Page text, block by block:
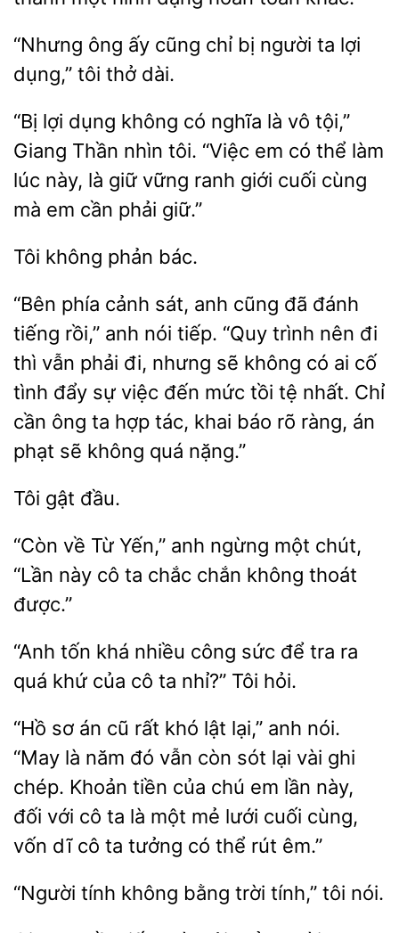
“Nhưng ấy cũng chỉ bị người
lợi
dụng,”
thở dài.
“Bị lợi dụng không có nghĩa là vô tội,”
Giang Thần nhìn tôi. “Việc em có thể làm
lúc này, là
vững ranh giới cuối cùng
mà em
phải
không
“Bên phía cảnh sát, anh cũng đã đánh
tiếng
anh nói tiếp. “Quy trình nên đi
thì vẫn phải đi, nhưng sẽ không có ai cố
tình đẩy sự việc đến mức tồi tệ nhất. Chỉ
cần ông ta hợp tác, khai
rõ ràng, án
phạt sẽ
quá nặng.”
về Từ Yến,” anh ngừng một
“Lần này
ta chắc chắn không thoát
được.”
“Anh
khá nhiều công sức để tra ra
khứ của cô ta nhỉ?” Tôi
“Hồ sơ án cũ rất khó lật lại,” anh nói.
“May là năm đó vẫn còn sót lại vài ghi
chép. Khoản tiền của chú em lần này,
với
ta là một mẻ lưới cuối cùng,
vốn dĩ cô ta tưởng có thể
êm.”
“Người bằng tính,” tôi nói.